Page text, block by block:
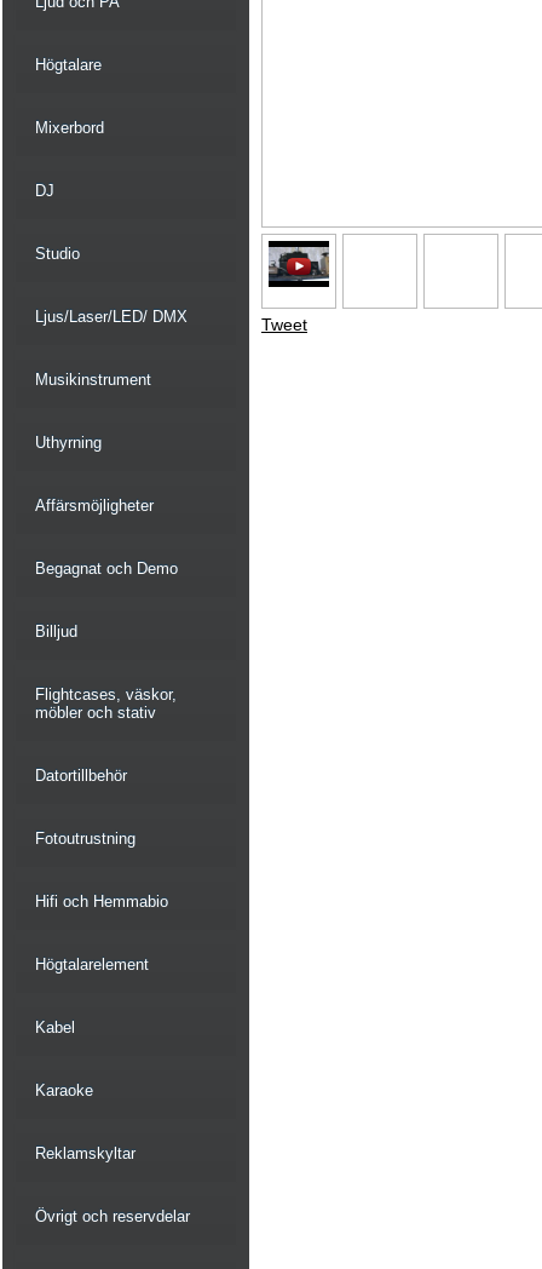
Högtalare
Mixerbord
DJ
Studio
Ljus/Laser/LED/ DMX
Musikinstrument
Uthyrning
Affärsmöjligheter
Begagnat och Demo
Billjud
Flightcases, väskor,
möbler och stativ
Datortillbehör
Fotoutrustning
Hifi och Hemmabio
Högtalarelement
Kabel
Karaoke
Reklamskyltar
Övrigt och reservdelar
Tweet